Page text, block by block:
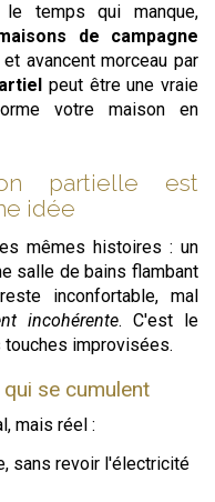
temps qui manque,
de campagne
avancent morceau par
peut être une vraie
votre maison en
partielle est
idée
mêmes histoires : un
salle de bains flambant
inconfortable, mal
incohérente. C'est le
improvisées.
se cumulent
mais réel :
sans revoir l'électricité